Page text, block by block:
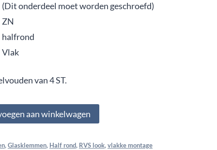
(Dit onderdeel moet worden geschroefd)
ZN
halfrond
Vlak
van 4 ST.
aan winkelwagen
, Glasklemmen, Half rond, RVS look, vlakke montage